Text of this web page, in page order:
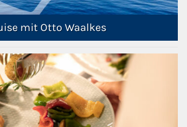
mit Otto Waalkes